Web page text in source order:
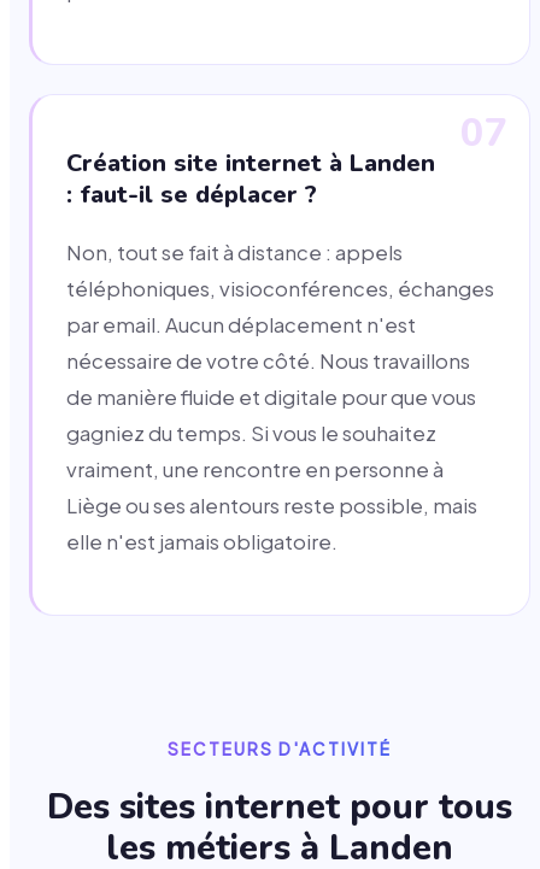
07
Création site internet à Landen
: faut-il se déplacer ?
Non, tout se fait à distance : appels
téléphoniques, visioconférences, échanges
par email. Aucun déplacement n'est
nécessaire de votre côté. Nous travaillons
de manière fluide et digitale pour que vous
gagniez du temps. Si vous le souhaitez
vraiment, une rencontre en personne à
Liège ou ses alentours reste possible, mais
elle n'est jamais obligatoire.
SECTEURS D'ACTIVITÉ
Des sites internet pour tous
les métiers à Landen